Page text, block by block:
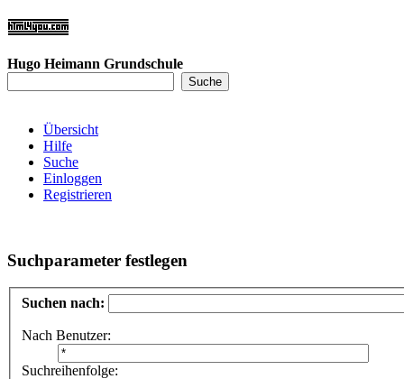
Hugo Heimann Grundschule
Übersicht
Hilfe
Suche
Einloggen
Registrieren
Suchparameter festlegen
Suchen nach:
Nach Benutzer:
Suchreihenfolge: